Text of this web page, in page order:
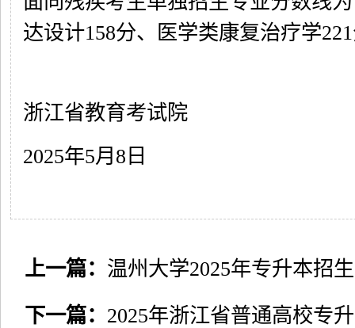
达设计158分、医学类康复治疗学
浙江省教育考试院
2025年5月8日
上一篇： 温州大学2025年专升本招
下一篇： 2025年浙江省普通高校专